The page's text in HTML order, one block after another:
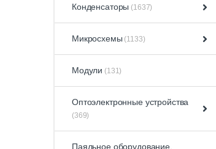
Конденсаторы (1637)
Микросхемы (1133)
Модули (131)
Оптоэлектронные устройства
(369)
Паяльное оборудование,